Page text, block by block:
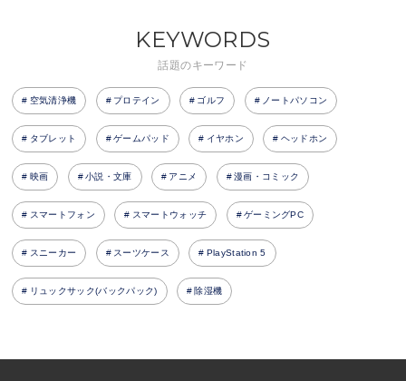
KEYWORDS
話題のキーワード
空気清浄機 プロテイン ゴルフ ノートパソコン
タブレット ゲームパッド イヤホン ヘッドホン
映画 小説・文庫 アニメ 漫画・コミック
スマートフォン スマートウォッチ ゲーミングPC
スニーカー スーツケース PlayStation 5
リュックサック(バックパック) 除湿機